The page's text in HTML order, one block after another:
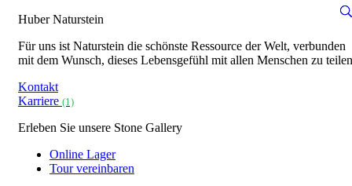
Huber Naturstein
Für uns ist Naturstein die schönste Ressource der Welt, verbunden
mit dem Wunsch, dieses Lebensgefühl mit allen Menschen zu
Kontakt
Karriere (1)
Erleben Sie unsere Stone Gallery
Online Lager
Tour vereinbaren